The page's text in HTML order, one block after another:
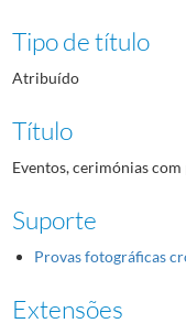
Tipo de título
Atribuído
Título
Eventos, cerimónias
Suporte
Provas fotográficas
Extensões